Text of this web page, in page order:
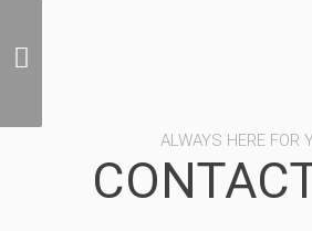
ALWAYS HERE FOR